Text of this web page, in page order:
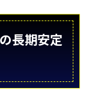
長期安定